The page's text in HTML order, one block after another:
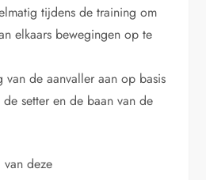
tijdens de training om
elkaars bewegingen op te
van de aanvaller aan op basis
setter en de baan van de
deze